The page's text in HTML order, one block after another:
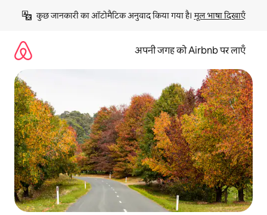
छोड़कर
कॉन्टेंट
कुछ जानकारी का ऑटोमैटिक अनुवाद किया गया है। मूल भाषा दिखाएँ
अपनी जगह को Airbnb पर लाएँ